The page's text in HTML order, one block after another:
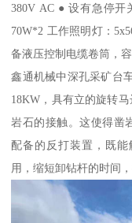
380V AC ● 设有急停开
70W*2 工作照明灯：
备液压控制电缆卷筒，
鑫通机械中深孔采矿台
18KW，具有立的旋转
岩石的接触。这使得凿
配备的反打装置，既
用，缩短卸钻杆的时间